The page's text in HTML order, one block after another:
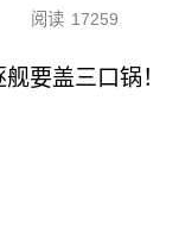
阅读 17259
要盖三口锅！